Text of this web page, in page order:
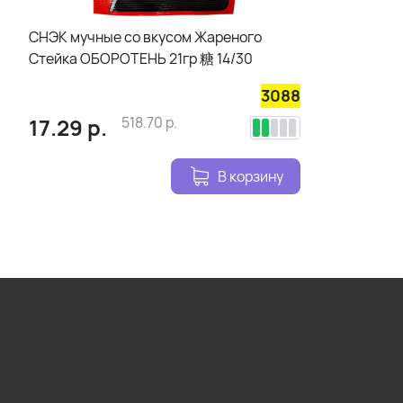
СНЭК мучные со вкусом Жареного
Стейка ОБОРОТЕНЬ 21гр 糖 14/30
3088
17.29 р. 518.70 р.
В корзину